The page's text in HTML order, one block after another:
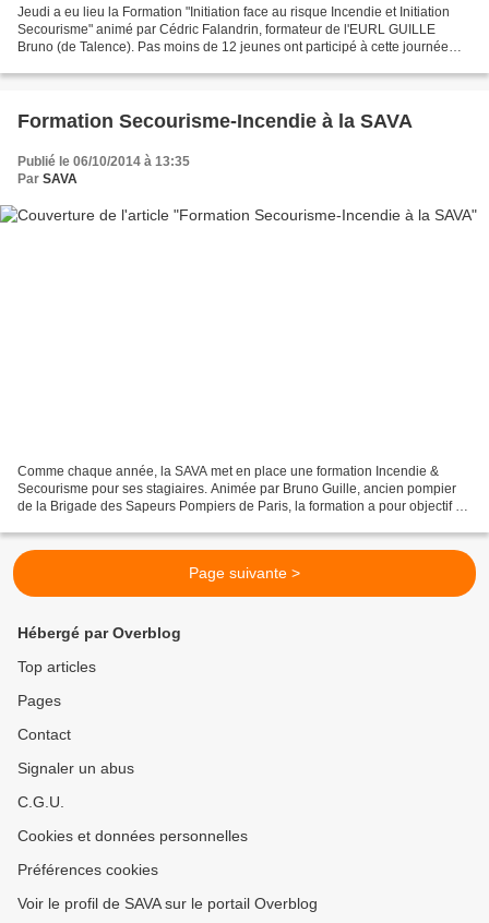
Jeudi a eu lieu la Formation "Initiation face au risque Incendie et Initiation
Secourisme" animé par Cédric Falandrin, formateur de l'EURL GUILLE
Bruno (de Talence). Pas moins de 12 jeunes ont participé à cette journée
Formation Secourisme-Incendie à la SAVA
Publié le 06/10/2014 à 13:35
Par SAVA
Comme chaque année, la SAVA met en place une formation Incendie &
Secourisme pour ses stagiaires. Animée par Bruno Guille, ancien pompier
de la Brigade des Sapeurs Pompiers de Paris, la formation a pour objectif de
Page suivante >
Hébergé par Overblog
Top articles
Pages
Contact
Signaler un abus
C.G.U.
Cookies et données personnelles
Préférences cookies
Voir le profil de SAVA sur le portail Overblog